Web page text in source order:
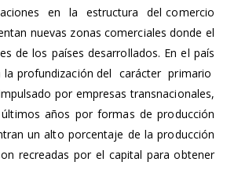
en la estructura del comercio
nuevas zonas comerciales donde el
de los países desarrollados. En el país
la profundización del carácter primario
por empresas transnacionales,
años por formas de producción
un alto porcentaje de la producción
recreadas por el capital para obtener